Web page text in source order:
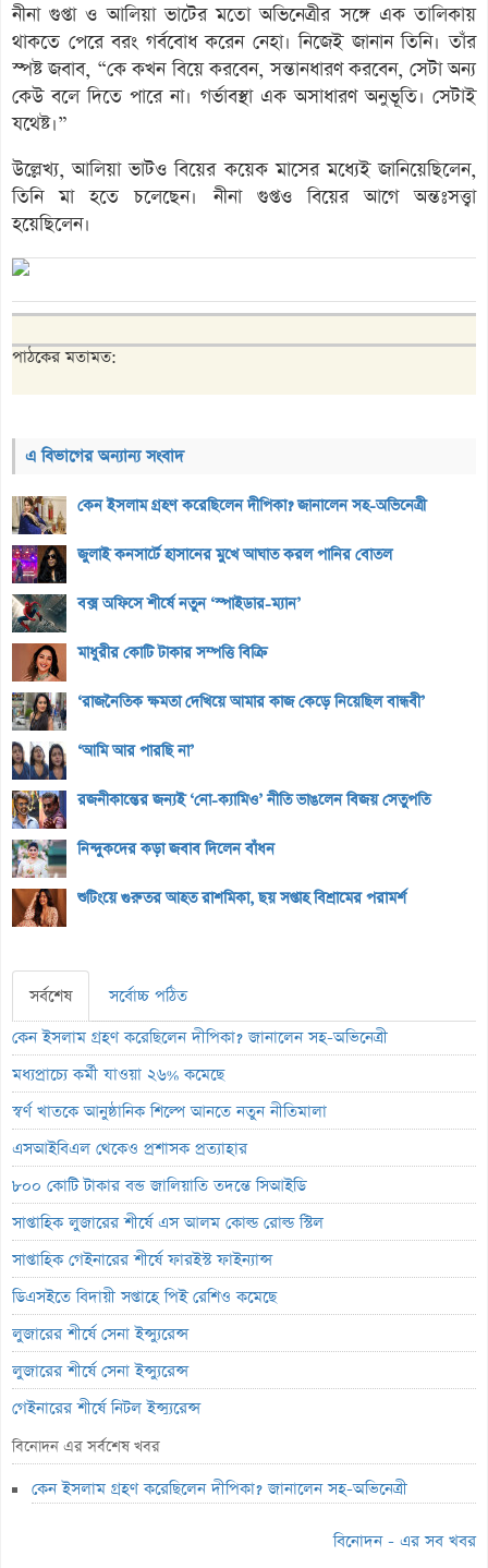
নীনা গুপ্তা ও আলিয়া ভাটের মতো অভিনেত্রীর সঙ্গে এক তালিকায়
থাকতে পেরে বরং গর্ববোধ করেন নেহা। নিজেই জানান তিনি। তাঁর
স্পষ্ট জবাব, “কে কখন বিয়ে করবেন, সন্তানধারণ করবেন, সেটা অন্য
কেউ বলে দিতে পারে না। গর্ভাবস্থা এক অসাধারণ অনুভূতি। সেটাই
যথেষ্ট।”
উল্লেখ্য, আলিয়া ভাটও বিয়ের কয়েক মাসের মধ্যেই জানিয়েছিলেন,
তিনি মা হতে চলেছেন। নীনা গুপ্তও বিয়ের আগে অন্তঃসত্ত্বা
হয়েছিলেন।
পাঠকের মতামত:
এ বিভাগের অন্যান্য সংবাদ
কেন ইসলাম গ্রহণ করেছিলেন দীপিকা? জানালেন সহ-অভিনেত্রী
জুলাই কনসার্টে হাসানের মুখে আঘাত করল পানির বোতল
বক্স অফিসে শীর্ষে নতুন ‘স্পাইডার-ম্যান’
মাধুরীর কোটি টাকার সম্পত্তি বিক্রি
‘রাজনৈতিক ক্ষমতা দেখিয়ে আমার কাজ কেড়ে নিয়েছিল বান্ধবী’
‘আমি আর পারছি না’
রজনীকান্তের জন্যই ‘নো-ক্যামিও’ নীতি ভাঙলেন বিজয় সেতুপতি
নিন্দুকদের কড়া জবাব দিলেন বাঁধন
শুটিংয়ে গুরুতর আহত রাশমিকা, ছয় সপ্তাহ বিশ্রামের পরামর্শ
সর্বশেষ
সর্বোচ্চ পঠিত
কেন ইসলাম গ্রহণ করেছিলেন দীপিকা? জানালেন সহ-অভিনেত্রী
মধ্যপ্রাচ্যে কর্মী যাওয়া ২৬% কমেছে
স্বর্ণ খাতকে আনুষ্ঠানিক শিল্পে আনতে নতুন নীতিমালা
এসআইবিএল থেকেও প্রশাসক প্রত্যাহার
৮০০ কোটি টাকার বন্ড জালিয়াতি তদন্তে সিআইডি
সাপ্তাহিক লুজারের শীর্ষে এস আলম কোল্ড রোল্ড স্টিল
সাপ্তাহিক গেইনারের শীর্ষে ফারইস্ট ফাইন্যান্স
ডিএসইতে বিদায়ী সপ্তাহে পিই রেশিও কমেছে
লুজারের শীর্ষে সেনা ইন্স্যুরেন্স
লুজারের শীর্ষে সেনা ইন্স্যুরেন্স
গেইনারের শীর্ষে নিটল ইন্স্যুরেন্স
এসবিএসি ব্যাংকের পরিচালক ১.৮০ কোটি শেয়ার বেচবে
জুলাই কনসার্টে হাসানের মুখে আঘাত করল পানির বোতল
বিনোদন এর সর্বশেষ খবর
কেন ইসলাম গ্রহণ করেছিলেন দীপিকা? জানালেন সহ-অভিনেত্রী
বিনোদন - এর সব খবর